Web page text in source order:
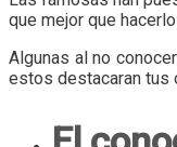
que mejor que
Algunas al no
estos destacaran tus